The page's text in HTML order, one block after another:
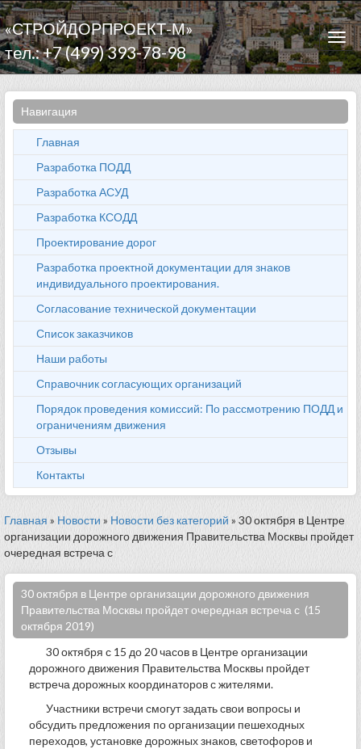
«СТРОЙДОРПРОЕКТ-М»
тел.: +7 (499) 393-78-98
Навигация
Главная
Разработка ПОДД
Разработка АСУД
Разработка КСОДД
Проектирование дорог
Разработка проектной документации для знаков
индивидуального проектирования.
Согласование технической документации
Список заказчиков
Наши работы
Справочник согласующих организаций
Порядок проведения комиссий: По рассмотрению ПОДД и
ограничениям движения
Отзывы
Контакты
Главная » Новости » Новости без категорий » 30 октября в Центре
организации дорожного движения Правительства Москвы пройдет
очередная встреча с
30 октября в Центре организации дорожного движения
Правительства Москвы пройдет очередная встреча с (15
октября 2019)
30 октября с 15 до 20 часов в Центре организации
дорожного движения Правительства Москвы пройдет
встреча дорожных координаторов с жителями.
Участники встречи смогут задать свои вопросы и
обсудить предложения по организации пешеходных
переходов, установке дорожных знаков, светофоров и